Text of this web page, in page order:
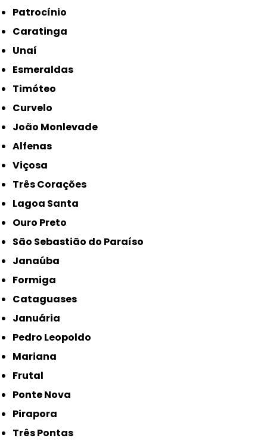
Patrocínio
Caratinga
Unaí
Esmeraldas
Timóteo
Curvelo
João Monlevade
Alfenas
Viçosa
Três Corações
Lagoa Santa
Ouro Preto
São Sebastião do Paraíso
Janaúba
Formiga
Cataguases
Januária
Pedro Leopoldo
Mariana
Frutal
Ponte Nova
Pirapora
Três Pontas